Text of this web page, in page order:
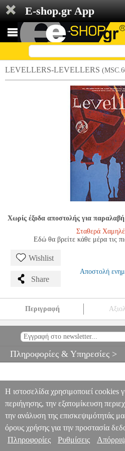
E-shop.gr App
LEVELLERS-LEVELLERS
Χωρίς έξοδα αποστολής για
Σταθερά
Εδώ θα βρείτε κάθε μέρα τις
Wishlist
Share
Αποστολή
Περιγραφή
ΒΙΒΛΙΑ ΞΕΝΗ ΜΟΥΣΙΚΗ
Πληροφορίες & Υπηρεσίες >
Η ιστοσελίδα χρησιμοποιεί cookies
περιήγησης, την εξατομίκευση
την ανάλυση της επισκεψιμότητάς
όρους χρήσης για την προστασία
Πληροφορίες
Ρυθμίσεις